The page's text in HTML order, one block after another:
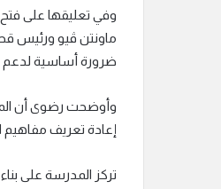
وفي تعليقها على
ماونتن ڤيو ورئيس
ضرورة أساسية لدعم
وأوضحت رضوى أن
إعادة تعريف مفاهيم
تركز المدرسة على